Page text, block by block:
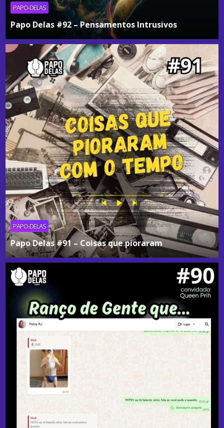
PAPO-DELAS
Papo Delas #92 – Pensamentos Intrusivos
PAPO-DELAS
Papo Delas #91 – Coisas que pioraram